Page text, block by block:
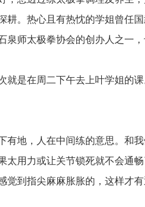
。热心且有热忱的学姐曾任
师太极拳协会的创办人之一，
是在周二下午去上叶学姐的
地，人在中间练的意思。和
太用力或让关节锁死就不会通
到指尖麻麻胀胀的，这样才